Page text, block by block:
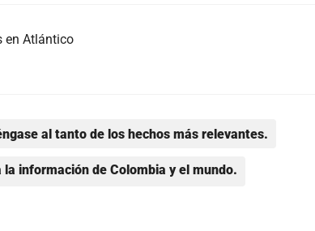
en Atlántico
al tanto de los hechos más relevantes.
información de Colombia y el mundo.